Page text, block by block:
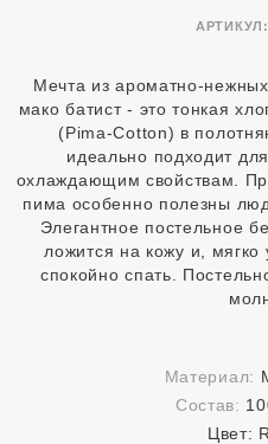
Мечта из ароматно-
мако батист - это тонкая
(Pima-Cotton) в
идеально подходит
охлаждающим свойствам.
пима особенно полезны
Элегантное постельное
ложится на кожу и, мягко
спокойно спать.
Материал:
Состав:
Цвет: